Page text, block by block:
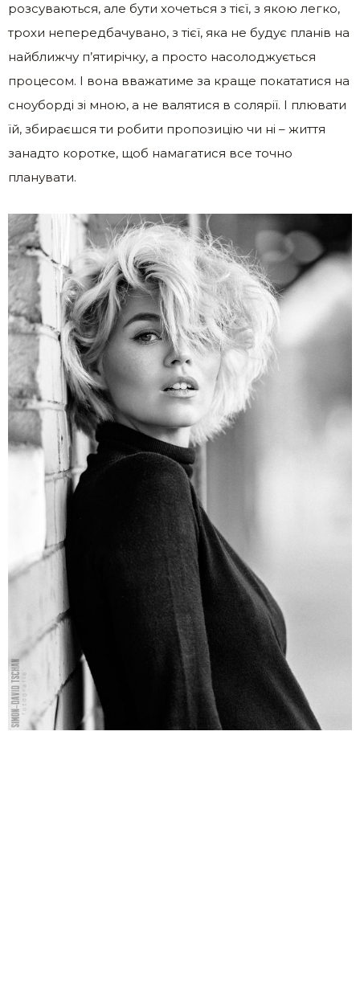
розсуваються, але бути хочеться з тієї, з якою легко,
трохи непередбачувано, з тієї, яка не будує планів на
найближчу п’ятирічку, а просто насолоджується
процесом. І вона вважатиме за краще покататися на
сноуборді зі мною, а не валятися в солярії. І плювати
їй, збираєшся ти робити пропозицію чи ні – життя
занадто коротке, щоб намагатися все точно
планувати.